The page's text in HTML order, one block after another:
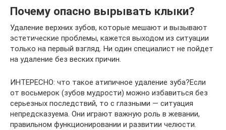
Почему опасно вырывать клыки?
Удаление верхних зубов, которые мешают и вызывают
эстетические проблемы, кажется выходом из ситуации
только на первый взгляд. Ни один специалист не пойдет
на удаление без веских причин.
ИНТЕРЕСНО: что такое атипичное удаление зуба?Если
от восьмерок (зубов мудрости) можно избавиться без
серьезных последствий, то с глазными — ситуация
непредсказуема. Они играют важную роль в жевании,
правильном функционировании и развитии челюсти.